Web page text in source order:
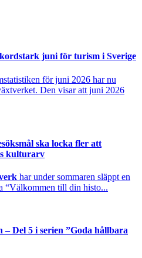
juni för turism i Sverige
för juni 2026 har nu
Den visar att juni 2026
ska locka fler att
kulturarv
har under sommaren släppt en
“Välkommen till din histo...
– Del 5 i serien ”Goda hållbara